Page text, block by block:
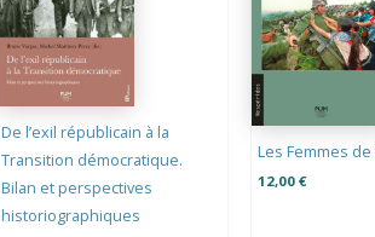
De l’exil républicain à la
Transition démocratique.
Bilan et perspectives
historiographiques
Les Femmes de
12,00 €